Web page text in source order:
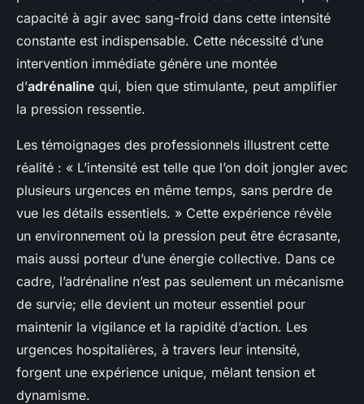
capacité à agir avec sang-froid dans cette intensité
constante est indispensable. Cette nécessité d’une
intervention immédiate génère une montée
d’adrénaline qui, bien que stimulante, peut amplifier
la pression ressentie.
Les témoignages des professionnels illustrent cette
réalité : « L’intensité est telle que l’on doit jongler avec
plusieurs urgences en même temps, sans perdre de
vue les détails essentiels. » Cette expérience révèle
un environnement où la pression peut être écrasante,
mais aussi porteur d’une énergie collective. Dans ce
cadre, l’adrénaline n’est pas seulement un mécanisme
de survie; elle devient un moteur essentiel pour
maintenir la vigilance et la rapidité d’action. Les
urgences hospitalières, à travers leur intensité,
forgent une expérience unique, mêlant tension et
dynamisme.